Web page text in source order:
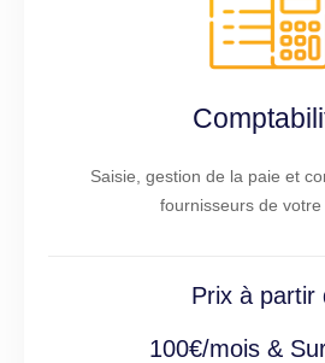
Saisie, gestion de la paie et
fournisseurs de votre
Prix à partir
100€/mois &